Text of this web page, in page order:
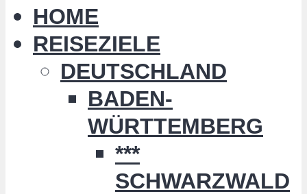
HOME
REISEZIELE
DEUTSCHLAND
BADEN-
WÜRTTEMBERG
***
SCHWARZWALD